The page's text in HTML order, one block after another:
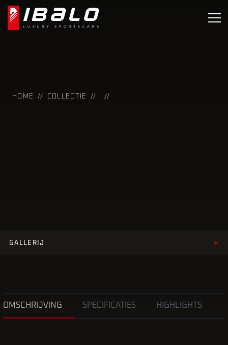
HOME COLLECTIE
GALLERIJ +
OMSCHRIJVING SPECIFICATIES HIGHLIGHTS